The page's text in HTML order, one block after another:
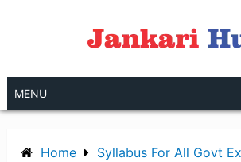
MENU
Home
Syllabus For All Govt